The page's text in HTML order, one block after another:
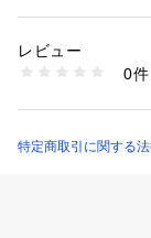
・フロントにブラ
・レザーに付着
【生産国】ベトナ
リー
生産国：-
商品番号：
レビュー
0件
特定商取引に関する